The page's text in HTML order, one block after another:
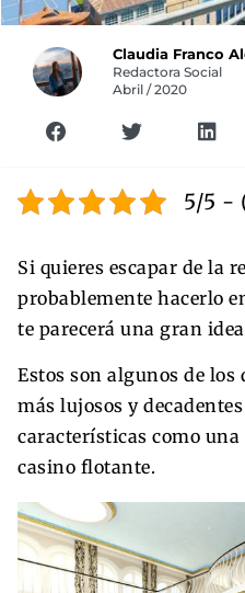
Claudia Franco
Redactora Social
Abril / 2020
5/5 -
Si quieres escapar de la
probablemente hacerlo
te parecerá una gran
Estos son algunos de los
más lujosos y
características como
casino flotante.